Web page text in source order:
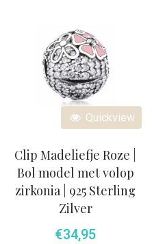
Quickview
Clip Madeliefje Roze |
Bol model met volop
zirkonia | 925 Sterling
Zilver
€34,95